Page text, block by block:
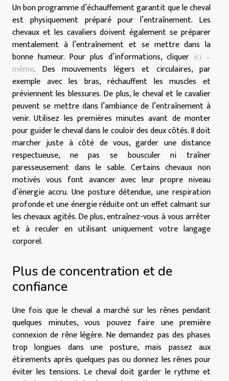
Un bon programme d’échauffement garantit que le cheval
est physiquement préparé pour l’entraînement. Les
chevaux et les cavaliers doivent également se préparer
mentalement à l’entraînement et se mettre dans la
bonne humeur. Pour plus d’informations, cliquer ici –
même. Des mouvements légers et circulaires, par
exemple avec les bras, réchauffent les muscles et
préviennent les blessures. De plus, le cheval et le cavalier
peuvent se mettre dans l’ambiance de l’entraînement à
venir. Utilisez les premières minutes avant de monter
pour guider le cheval dans le couloir des deux côtés. Il doit
marcher juste à côté de vous, garder une distance
respectueuse, ne pas se bousculer ni traîner
paresseusement dans le sable. Certains chevaux non
motivés vous font avancer avec leur propre niveau
d’énergie accru. Une posture détendue, une respiration
profonde et une énergie réduite ont un effet calmant sur
les chevaux agités. De plus, entraînez-vous à vous arrêter
et à reculer en utilisant uniquement votre langage
corporel.
Plus de concentration et de
confiance
Une fois que le cheval a marché sur les rênes pendant
quelques minutes, vous pouvez faire une première
connexion de rêne légère. Ne demandez pas des phases
trop longues dans une posture, mais passez aux
étirements après quelques pas ou donnez les rênes pour
éviter les tensions. Le cheval doit garder le rythme et